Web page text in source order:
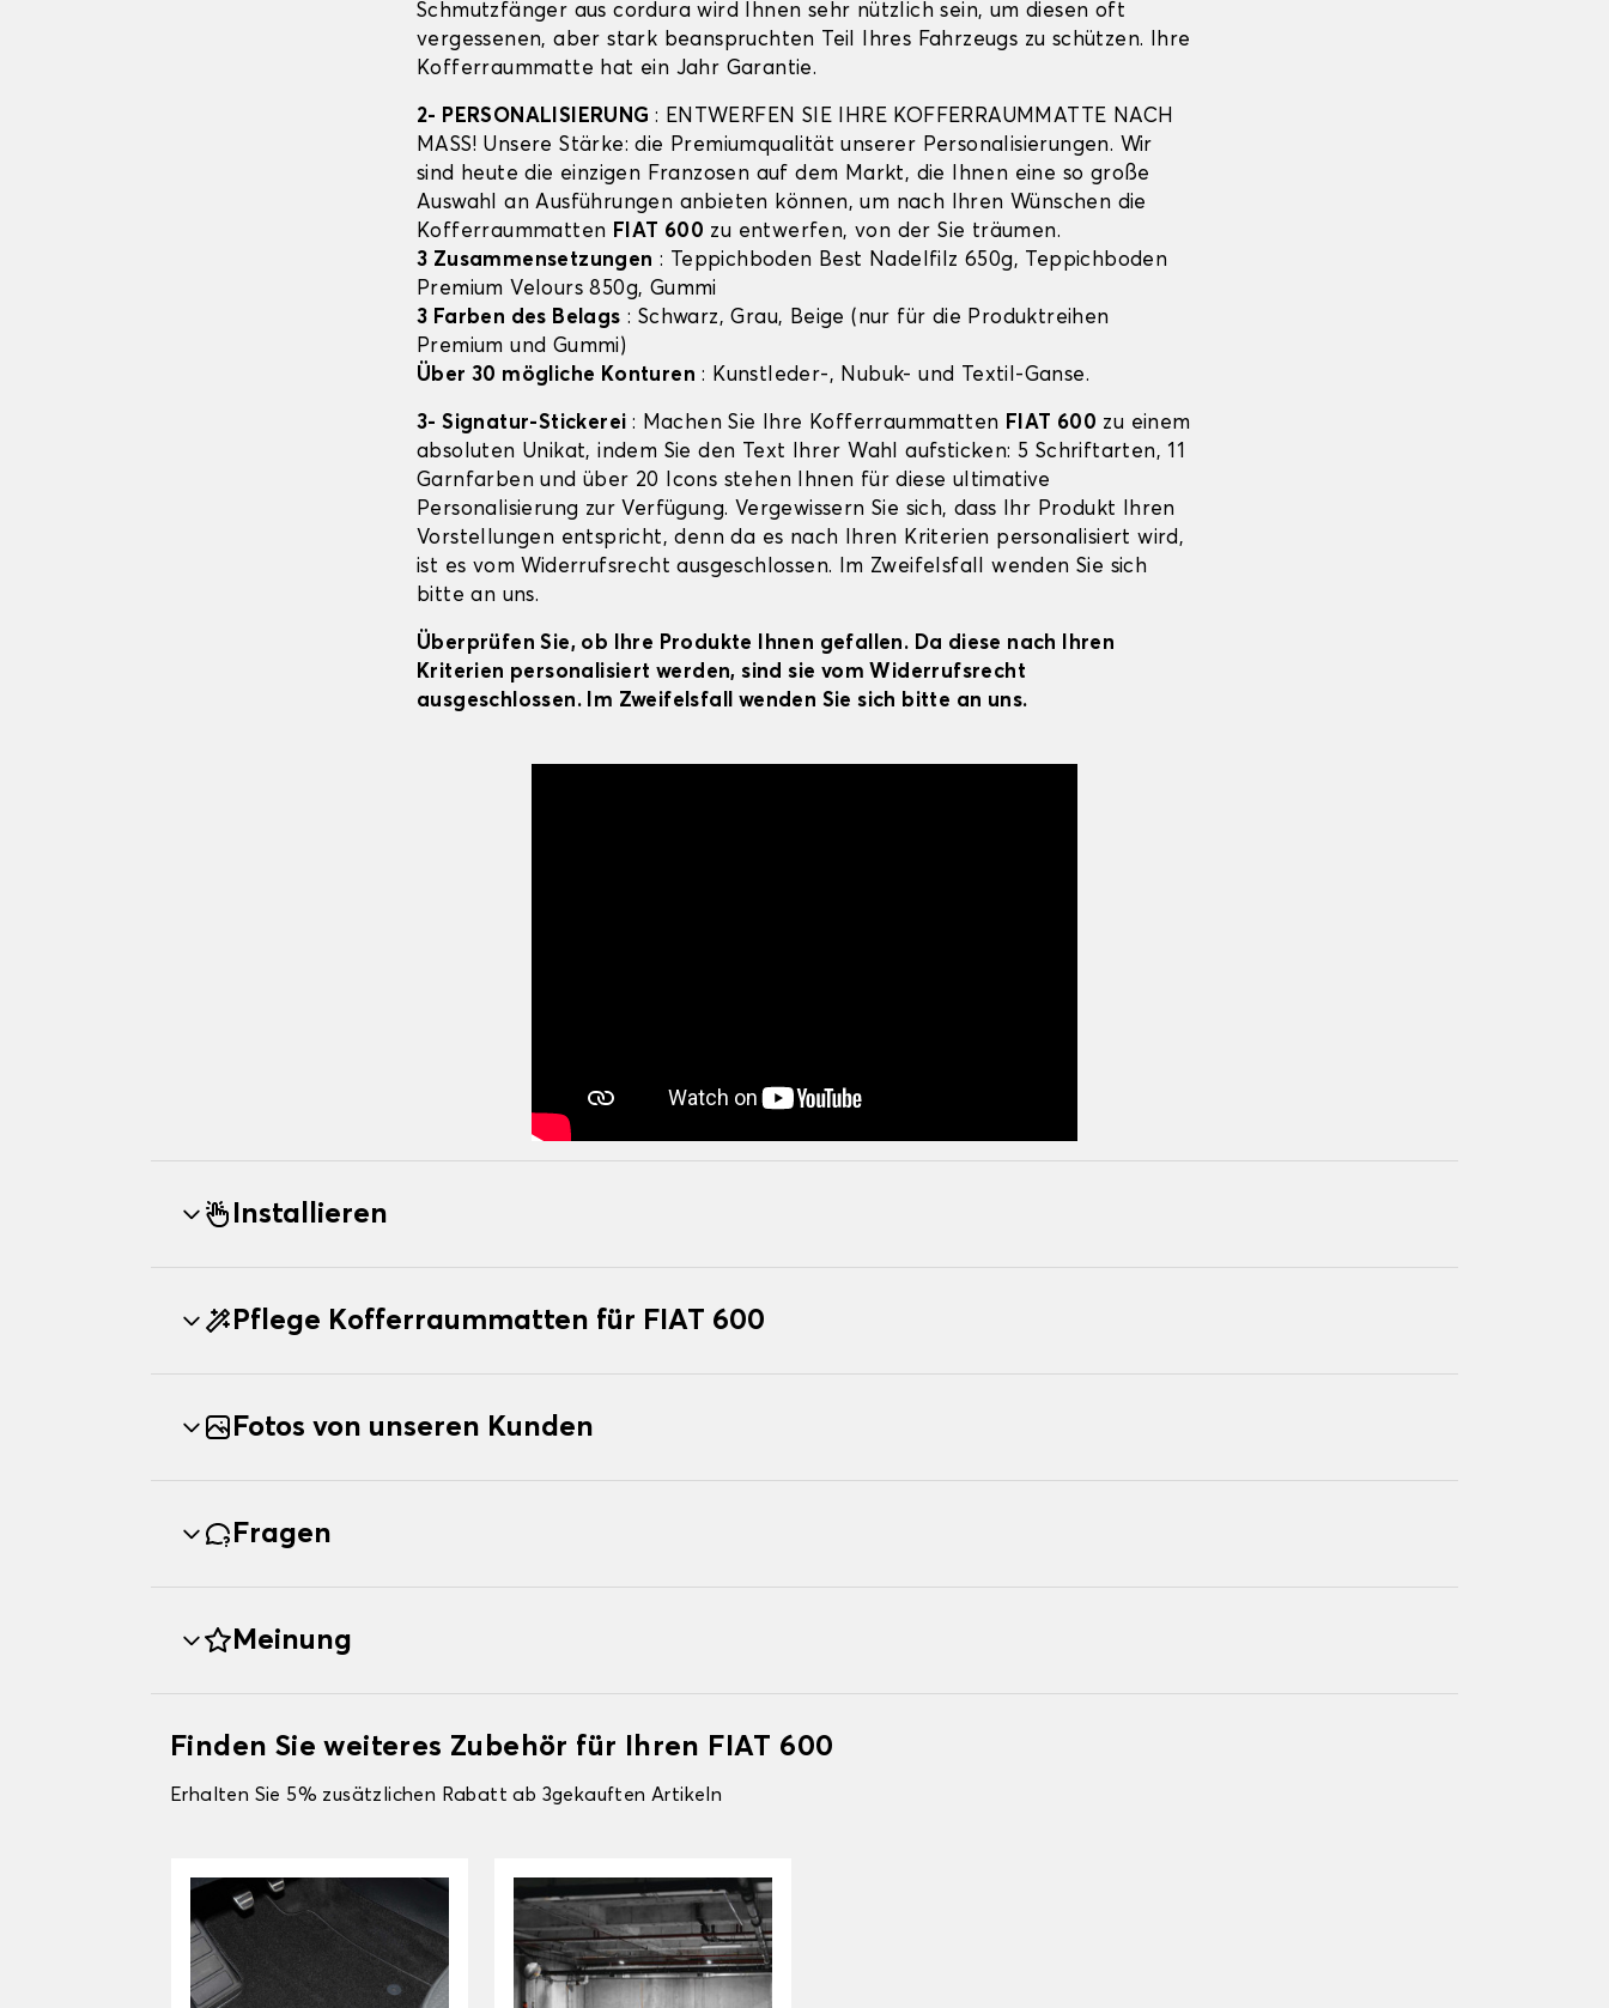
Schmutzfänger aus cordura wird Ihnen sehr nützlich sein, um diesen oft
vergessenen, aber stark beanspruchten Teil Ihres Fahrzeugs zu schützen. Ihre
Kofferraummatte hat ein Jahr Garantie.
2- PERSONALISIERUNG : ENTWERFEN SIE IHRE KOFFERRAUMMATTE NACH
MASS! Unsere Stärke: die Premiumqualität unserer Personalisierungen. Wir
sind heute die einzigen Franzosen auf dem Markt, die Ihnen eine so große
Auswahl an Ausführungen anbieten können, um nach Ihren Wünschen die
Kofferraummatten FIAT 600 zu entwerfen, von der Sie träumen.
3 Zusammensetzungen : Teppichboden Best Nadelfilz 650g, Teppichboden
Premium Velours 850g, Gummi
3 Farben des Belags : Schwarz, Grau, Beige (nur für die Produktreihen
Premium und Gummi)
Über 30 mögliche Konturen : Kunstleder-, Nubuk- und Textil-Ganse.
3- Signatur-Stickerei : Machen Sie Ihre Kofferraummatten FIAT 600 zu einem
absoluten Unikat, indem Sie den Text Ihrer Wahl aufsticken: 5 Schriftarten, 11
Garnfarben und über 20 Icons stehen Ihnen für diese ultimative
Personalisierung zur Verfügung. Vergewissern Sie sich, dass Ihr Produkt Ihren
Vorstellungen entspricht, denn da es nach Ihren Kriterien personalisiert wird,
ist es vom Widerrufsrecht ausgeschlossen. Im Zweifelsfall wenden Sie sich
bitte an uns.
Überprüfen Sie, ob Ihre Produkte Ihnen gefallen. Da diese nach Ihren
Kriterien personalisiert werden, sind sie vom Widerrufsrecht
ausgeschlossen. Im Zweifelsfall wenden Sie sich bitte an uns.
Installieren
Pflege Kofferraummatten für FIAT 600
Fotos von unseren Kunden
Fragen
Meinung
Finden Sie weiteres Zubehör für Ihren FIAT 600
Erhalten Sie 5% zusätzlichen Rabatt ab 3gekauften Artikeln